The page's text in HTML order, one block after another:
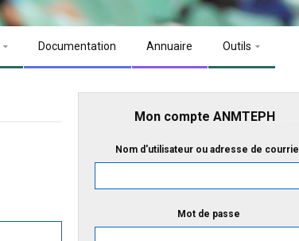
Documentation Annuaire Outils
Mon compte ANMTEPH
Nom d'utilisateur ou adresse de courriel
Mot de passe